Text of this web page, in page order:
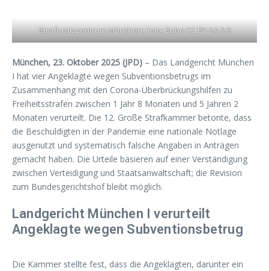
Strafjustizzentrum München; Foto: Bubo CC BY-SA 3.0
München, 23. Oktober 2025 (JPD) – Das Landgericht München
I hat vier Angeklagte wegen Subventionsbetrugs im
Zusammenhang mit den Corona-Überbrückungshilfen zu
Freiheitsstrafen zwischen 1 Jahr 8 Monaten und 5 Jahren 2
Monaten verurteilt. Die 12. Große Strafkammer betonte, dass
die Beschuldigten in der Pandemie eine nationale Notlage
ausgenutzt und systematisch falsche Angaben in Anträgen
gemacht haben. Die Urteile basieren auf einer Verständigung
zwischen Verteidigung und Staatsanwaltschaft; die Revision
zum Bundesgerichtshof bleibt möglich.
Landgericht München I verurteilt
Angeklagte wegen Subventionsbetrug
Die Kammer stellte fest, dass die Angeklagten, darunter ein